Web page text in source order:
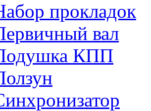
прокладок
вал
КПП